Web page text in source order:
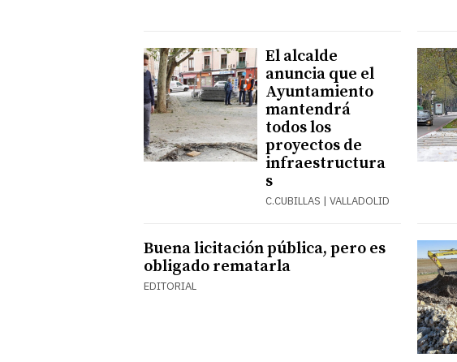
El alcalde
anuncia que el
Ayuntamiento
mantendrá
todos los
proyectos de
infraestructura
s
C.CUBILLAS | VALLADOLID
Buena licitación pública, pero es
obligado rematarla
EDITORIAL